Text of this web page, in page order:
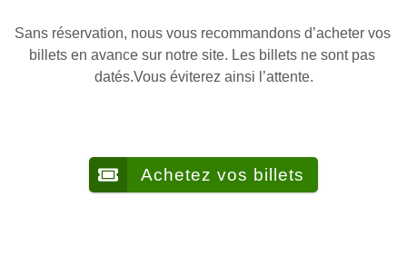
Sans réservation, nous vous recommandons d’acheter vos
billets en avance sur notre site. Les billets ne sont pas
datés.Vous éviterez ainsi l’attente.
Achetez vos billets